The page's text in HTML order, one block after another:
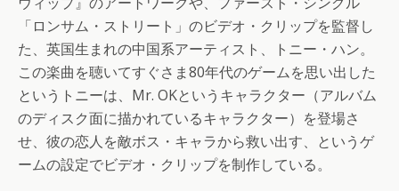
「ロンサム・ストリート」のビデオ・クリップを監督し
た、英国生まれの中国系アーティスト、トニー・ハン。
この楽曲を聴いてすぐさま80年代のゲームを思い出した
というトニーは、Mr. OKというキャラクター（アルバム
のディスク面に描かれているキャラクター）を登場さ
せ、彼の恋人を敵ボス・キャラから救い出す、というゲ
ームの設定でビデオ・クリップを制作している。